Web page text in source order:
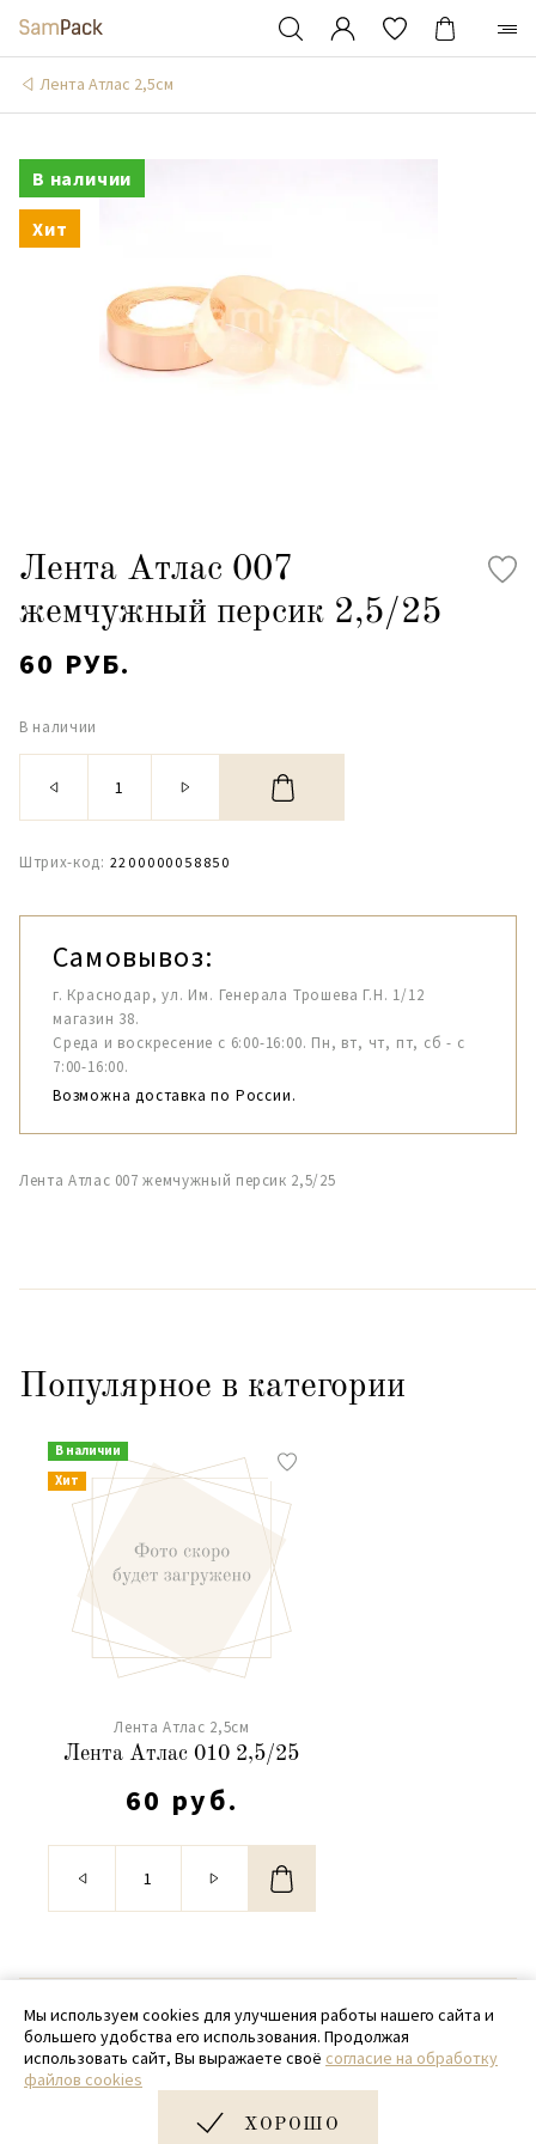
Лента Атлас 2,5см
В наличии
Хит
Лента Атлас 007
жемчужный персик 2,5/25
60 РУБ.
В наличии
Штрих-код: 2200000058850
Самовывоз:
г. Краснодар, ул. Им. Генерала Трошева Г.Н. 1/12
магазин 38.
Среда и воскресение с 6:00-16:00. Пн, вт, чт, пт, сб - с
7:00-16:00.
Возможна доставка по России.
Лента Атлас 007 жемчужный персик 2,5/25
Популярное в категории
В наличии
Хит
Лента Атлас 2,5см
Лента Атлас 010 2,5/25
60 руб.
© 2020 - 2026 SamPack
+ 7 (918) 699-97-87
zakaz@sampack.store
Дизайн и разработка сайта
Мы используем cookies для улучшения работы нашего сайта и
большего удобства его использования. Продолжая
использовать сайт, Вы выражаете своё согласие на обработку
файлов cookies
ХОРОШО